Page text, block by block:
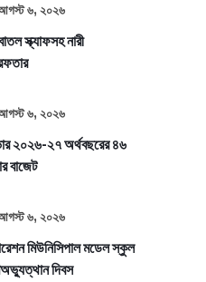
৬, ২০২৬
স্ক্যাফসহ নারী
৬, ২০২৬
২০২৬-২৭ অর্থবছরের ৪৬
বাজেট
৬, ২০২৬
মিউনিসিপাল মডেল স্কুল
দিবস